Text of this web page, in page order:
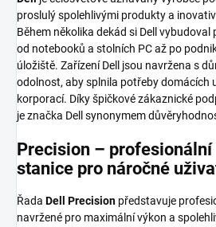
proslulý spolehlivými produkty a
Během několika dekád si Dell
od notebooků a stolních PC až po
úložiště. Zařízení Dell jsou navržena s
odolnost, aby splnila potřeby domácích
korporací. Díky špičkové zákaznické
je značka Dell synonymem
Precision – profesionální
stanice pro náročné
Řada Dell Precision představuje
navržené pro maximální výkon a